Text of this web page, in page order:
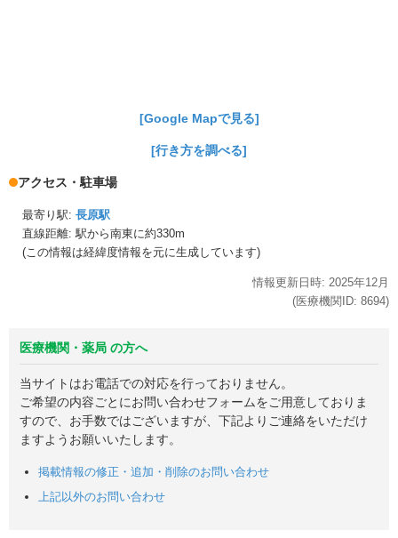
[Google Mapで見る]
[行き方を調べる]
アクセス・駐車場
最寄り駅: 長原駅
直線距離: 駅から南東に約330m
(この情報は経緯度情報を元に生成しています)
情報更新日時: 2025年12月
(医療機関ID: 8694)
医療機関・薬局 の方へ
当サイトはお電話での対応を行っておりません。
ご希望の内容ごとにお問い合わせフォームをご用意しておりま
すので、お手数ではございますが、下記よりご連絡をいただけ
ますようお願いいたします。
掲載情報の修正・追加・削除のお問い合わせ
上記以外のお問い合わせ